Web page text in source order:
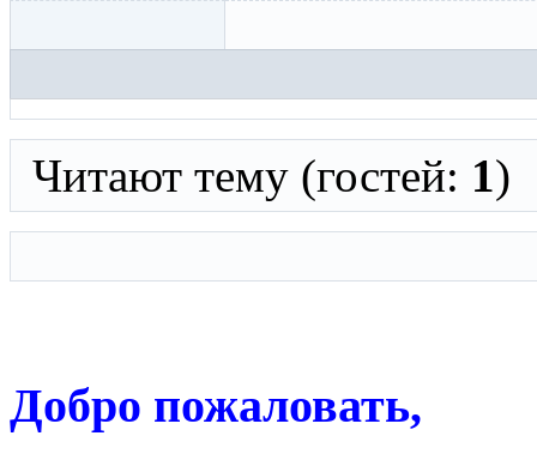
Читают тему (гостей: 1)
Добро пожаловать,